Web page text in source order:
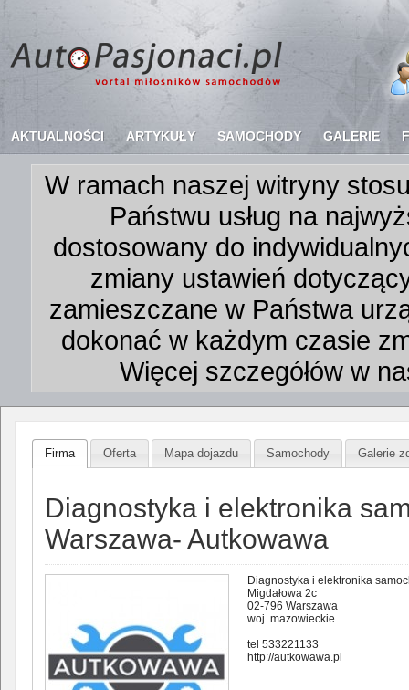
AKTUALNOŚCI ARTYKUŁY SAMOCHODY GALERIE
W ramach naszej witryny
Państwu usług na
dostosowany do
zmiany ustawień
zamieszczane w Państwa
dokonać w każdym czasie
Więcej szczegółów w
Firma Oferta Mapa dojazdu Samochody Galerie
Diagnostyka i elektronika
Warszawa- Autkowawa
Diagnostyka i elektronika
Migdałowa 2c
02-796 Warszawa
woj. mazowieckie
tel 533221133
http://autkowawa.pl